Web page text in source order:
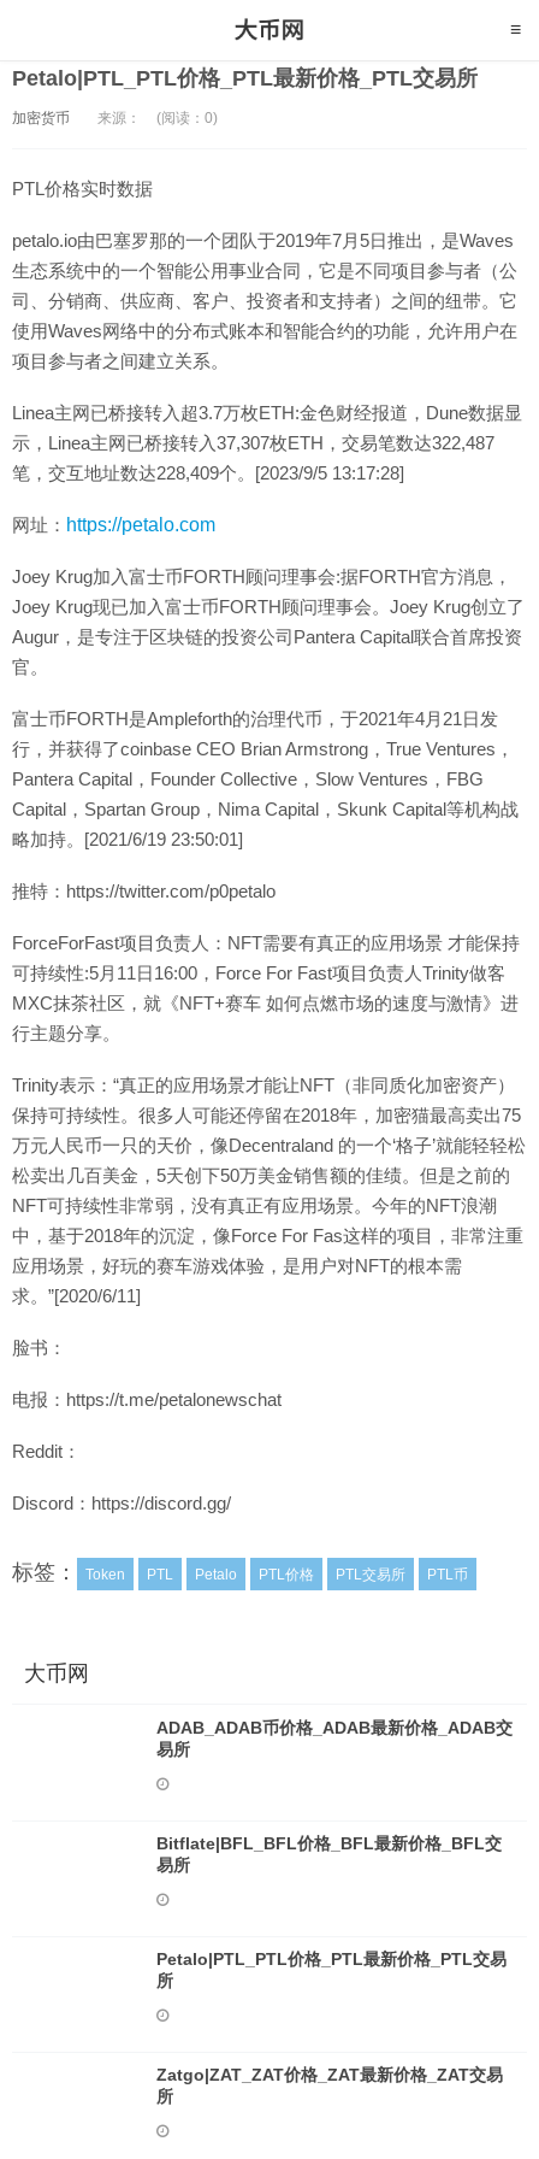
Petalo|PTL_PTL价格_PTL最新价格_PTL交易所
加密货币 来源： (阅读：0)
PTL价格实时数据
petalo.io由巴塞罗那的一个团队于2019年7月5日推出，是Waves
生态系统中的一个智能公用事业合同，它是不同项目参与者（公
司、分销商、供应商、客户、投资者和支持者）之间的纽带。它
使用Waves网络中的分布式账本和智能合约的功能，允许用户在
项目参与者之间建立关系。
Linea主网已桥接转入超3.7万枚ETH:金色财经报道，Dune数据显
示，Linea主网已桥接转入37,307枚ETH，交易笔数达322,487
笔，交互地址数达228,409个。[2023/9/5 13:17:28]
网址： https://petalo.com
Joey Krug加入富士币FORTH顾问理事会:据FORTH官方消息，
Joey Krug现已加入富士币FORTH顾问理事会。Joey Krug创立了
Augur，是专注于区块链的投资公司Pantera Capital联合首席投资
官。
富士币FORTH是Ampleforth的治理代币，于2021年4月21日发
行，并获得了coinbase CEO Brian Armstrong，True Ventures，
Pantera Capital，Founder Collective，Slow Ventures，FBG
Capital，Spartan Group，Nima Capital，Skunk Capital等机构战
略加持。[2021/6/19 23:50:01]
推特：https://twitter.com/p0petalo
ForceForFast项目负责人：NFT需要有真正的应用场景 才能保持
可持续性:5月11日16:00，Force For Fast项目负责人Trinity做客
MXC抹茶社区，就《NFT+赛车 如何点燃市场的速度与激情》进
行主题分享。
Trinity表示：“真正的应用场景才能让NFT（非同质化加密资产）
保持可持续性。很多人可能还停留在2018年，加密猫最高卖出75
万元人民币一只的天价，像Decentraland 的一个‘格子’就能轻轻松
松卖出几百美金，5天创下50万美金销售额的佳绩。但是之前的
NFT可持续性非常弱，没有真正有应用场景。今年的NFT浪潮
中，基于2018年的沉淀，像Force For Fas这样的项目，非常注重
应用场景，好玩的赛车游戏体验，是用户对NFT的根本需
求。”[2020/6/11]
脸书：
电报：https://t.me/petalonewschat
Reddit：
Discord：https://discord.gg/
标签： Token PTL Petalo PTL价格 PTL交易所 PTL币
大币网
ADAB_ADAB币价格_ADAB最新价格_ADAB交
易所
Bitflate|BFL_BFL价格_BFL最新价格_BFL交
易所
Petalo|PTL_PTL价格_PTL最新价格_PTL交易
所
Zatgo|ZAT_ZAT价格_ZAT最新价格_ZAT交易
所